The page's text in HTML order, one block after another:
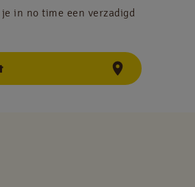
in no time een verzadigd